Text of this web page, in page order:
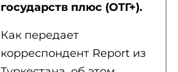
государств плюс (ОТГ+).
Как передает
корреспондент Report из